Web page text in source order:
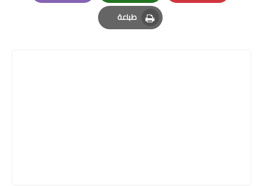
Pinterest
Whatsapp
Email
طباعة
Print